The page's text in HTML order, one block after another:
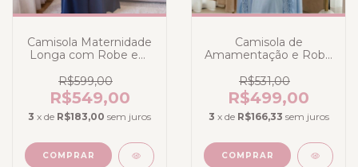
Camisola Maternidade
Longa com Robe em
Marinho - Sideral
R$599,00
R$549,00
3 x de R$183,00 sem juros
COMPRAR
Camisola de
Amamentação e Robe
Seda Azul Claro
Frozen - Deluxe
R$531,00
R$499,00
3 x de R$166,33 sem juros
COMPRAR